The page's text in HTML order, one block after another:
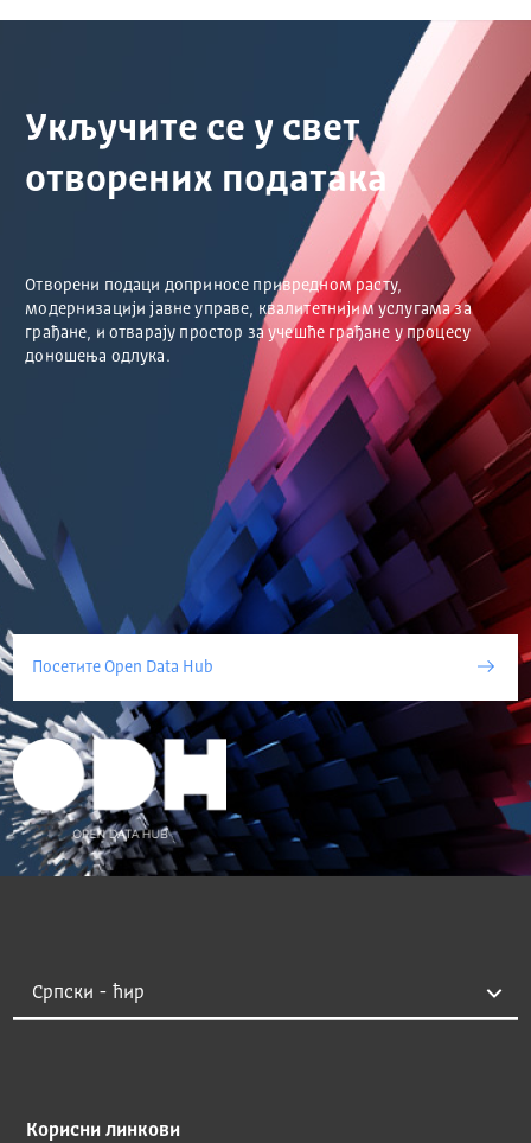
Укључите се у свет
отворених података
Отворени подаци доприносе привредном расту,
модернизацији јавне управе, квалитетнијим услугама за
грађане, и отварају простор за учешће грађане у процесу
доношења одлука.
Посетите Open Data Hub
Корисни линкови